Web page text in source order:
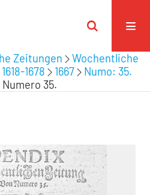
Zeitungen
Wochentliche
1678
1667
Numo: 35.
Numero 35.